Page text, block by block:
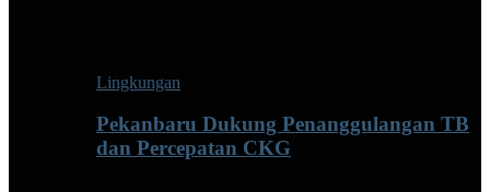
Lingkungan
Pekanbaru Dukung Penanggulangan TB
dan Percepatan CKG